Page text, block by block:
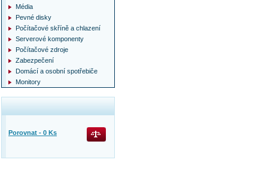
Média
Pevné disky
Počítačové skříně a chlazení
Serverové komponenty
Počítačové zdroje
Zabezpečení
Domácí a osobní spotřebiče
Monitory
Porovnat - 0 Ks